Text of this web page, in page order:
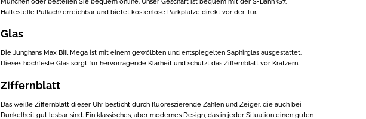
Haltestelle Pullach) erreichbar und bietet kostenlose Parkplätze direkt vor der Tür.
Glas
Die Junghans Max Bill Mega ist mit einem gewölbten und entspiegelten Saphirglas ausgestattet.
Dieses hochfeste Glas sorgt für hervorragende Klarheit und schützt das Ziffernblatt vor Kratzern.
Ziffernblatt
Das weiße Ziffernblatt dieser Uhr besticht durch fluoreszierende Zahlen und Zeiger, die auch bei
Dunkelheit gut lesbar sind. Ein klassisches, aber modernes Design, das in jeder Situation einen guten